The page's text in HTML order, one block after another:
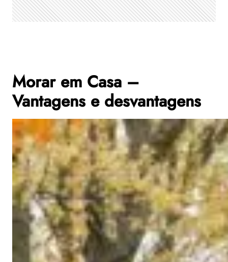
Morar em Casa –
Vantagens e desvantagens